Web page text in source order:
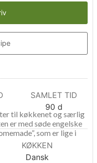
til køkkenet og særlig
er med søde engelske
som er lige i
SAMLET TID
90 dage
d
KØKKEN
Dansk